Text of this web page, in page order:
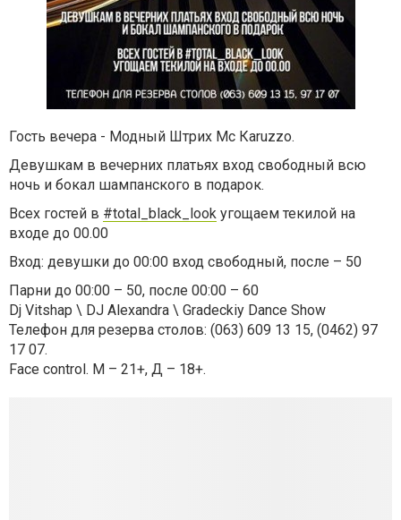
Гость вечера - Модный Штрих Мс Каruzzo.
Девушкам в вечерних платьях вход свободный всю
ночь и бокал шампанского в подарок.
Всех гостей в #total_black_look угощаем текилой на
входе до 00.00
Вход: девушки до 00:00 вход свободный, после – 50
Парни до 00:00 – 50, после 00:00 – 60
Dj Vitshap \ DJ Alexandra \ Gradeckiy Dance Show
Телефон для резерва столов: (063) 609 13 15, (0462) 97
17 07.
Face control. М – 21+, Д – 18+.